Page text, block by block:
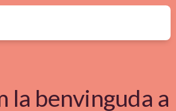
la benvinguda a